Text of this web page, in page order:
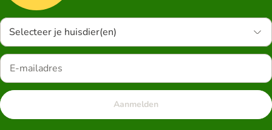
Selecteer je huisdier(en)
Aanmelden